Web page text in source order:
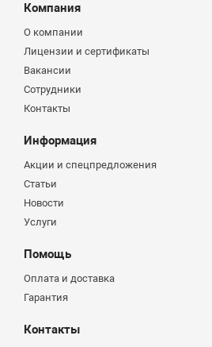
Компания
О компании
Лицензии и сертификаты
Вакансии
Сотрудники
Контакты
Информация
Акции и спецпредложения
Статьи
Новости
Услуги
Помощь
Оплата и доставка
Гарантия
Контакты